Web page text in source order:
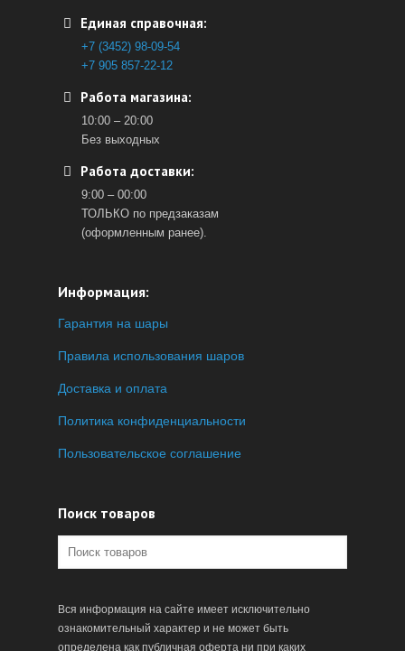
Единая справочная:
+7 (3452) 98-09-54
+7 905 857-22-12
Работа магазина:
10:00 – 20:00
Без выходных
Работа доставки:
9:00 – 00:00
ТОЛЬКО по предзаказам
(оформленным ранее).
Информация:
Гарантия на шары
Правила использования шаров
Доставка и оплата
Политика конфиденциальности
Пользовательское соглашение
Поиск товаров
Вся информация на сайте имеет исключительно
ознакомительный характер и не может быть
определена как публичная оферта ни при каких